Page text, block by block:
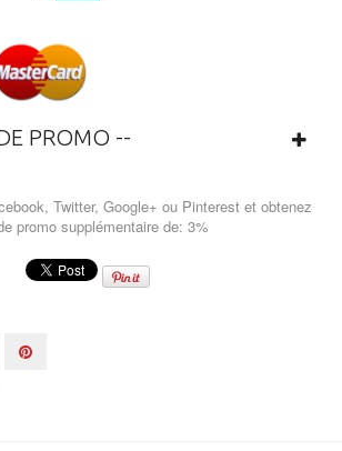
PROMO --
Twitter, Google+ ou Pinterest et obtenez
promo supplémentaire de: 3%